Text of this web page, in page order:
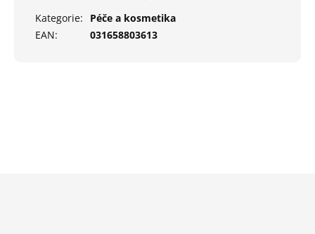
Kategorie:
Péče a kosmetika
EAN: 031658803613